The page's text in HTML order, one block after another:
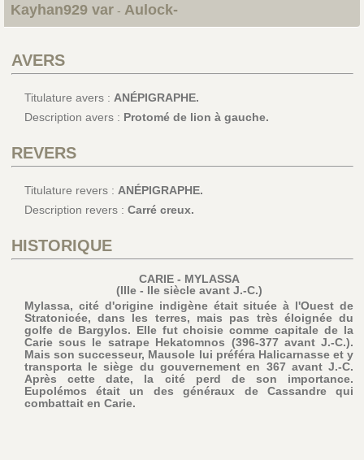
Kayhan929 var- Aulock-
AVERS
Titulature avers : ANÉPIGRAPHE.
Description avers : Protomé de lion à gauche.
REVERS
Titulature revers : ANÉPIGRAPHE.
Description revers : Carré creux.
HISTORIQUE
CARIE - MYLASSA
(IIIe - IIe siècle avant J.-C.)
Mylassa, cité d'origine indigène était située à l'Ouest de
Stratonicée, dans les terres, mais pas très éloignée du
golfe de Bargylos. Elle fut choisie comme capitale de la
Carie sous le satrape Hekatomnos (396-377 avant J.-C.).
Mais son successeur, Mausole lui préféra Halicarnasse et y
transporta le siège du gouvernement en 367 avant J.-C.
Après cette date, la cité perd de son importance.
Eupolémos était un des généraux de Cassandre qui
combattait en Carie.